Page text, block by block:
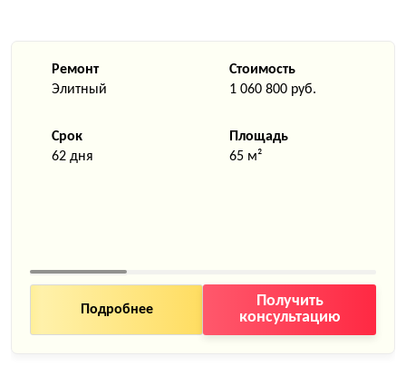
Ремонт
Элитный
Стоимость
1 060 800 руб.
Срок
62 дня
Площадь
65 м²
Подробнее
Получить
консультацию